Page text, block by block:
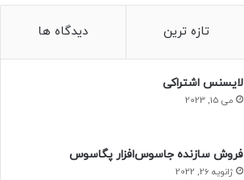
تازه ترین دیدگاه ها
لایسنس اشتراکی
می 15, 2023
فروش سازنده جاسوس‌افزار پگاسوس
ژانویه 26, 2022